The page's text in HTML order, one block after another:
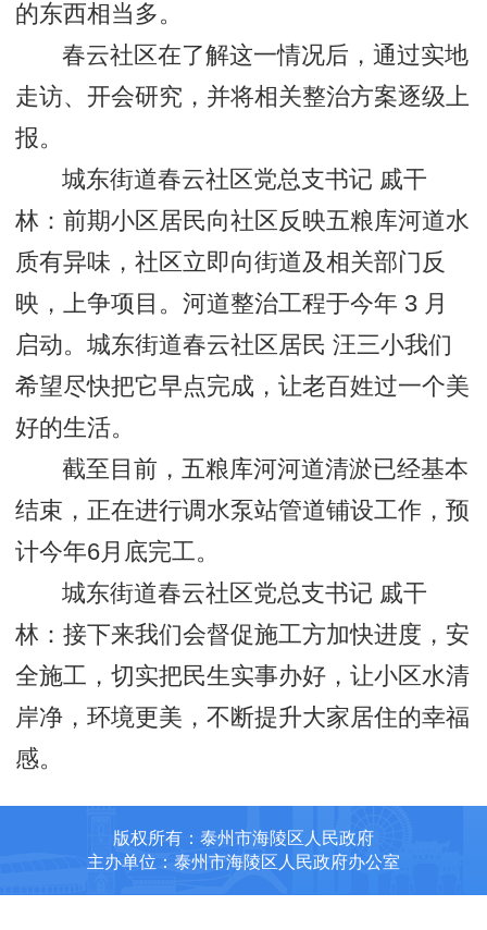
的东西相当多。
春云社区在了解这一情况后，通过实地
走访、开会研究，并将相关整治方案逐级上
报。
城东街道春云社区党总支书记 戚干
林：前期小区居民向社区反映五粮库河道水
质有异味，社区立即向街道及相关部门反
映，上争项目。河道整治工程于今年 3 月
启动。城东街道春云社区居民 汪三小我们
希望尽快把它早点完成，让老百姓过一个美
好的生活。
截至目前，五粮库河河道清淤已经基本
结束，正在进行调水泵站管道铺设工作，预
计今年6月底完工。
城东街道春云社区党总支书记 戚干
林：接下来我们会督促施工方加快进度，安
全施工，切实把民生实事办好，让小区水清
岸净，环境更美，不断提升大家居住的幸福
感。
版权所有：泰州市海陵区人民政府
主办单位：泰州市海陵区人民政府办公室